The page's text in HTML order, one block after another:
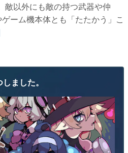
敵以外にも敵の持つ武器や仲
ーム機本体とも「たたかう」こ
ました。